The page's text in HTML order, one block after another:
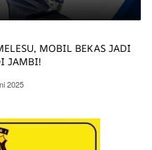
MOBIL BEKAS JADI
JAMBI!
2025